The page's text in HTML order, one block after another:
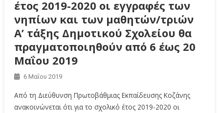
έτος 2019-2020 οι εγγραφές των
νηπίων και των μαθητών/τριών
Α’ τάξης Δημοτικού Σχολείου θα
πραγματοποιηθούν από 6 έως 20
Μαΐου 2019
6 Μαΐου 2019
Από τη Διεύθυνση Πρωτοβάθμιας Εκπαίδευσης Κοζάνης
ανακοινώνεται ότι για το σχολικό έτος 2019-2020 οι